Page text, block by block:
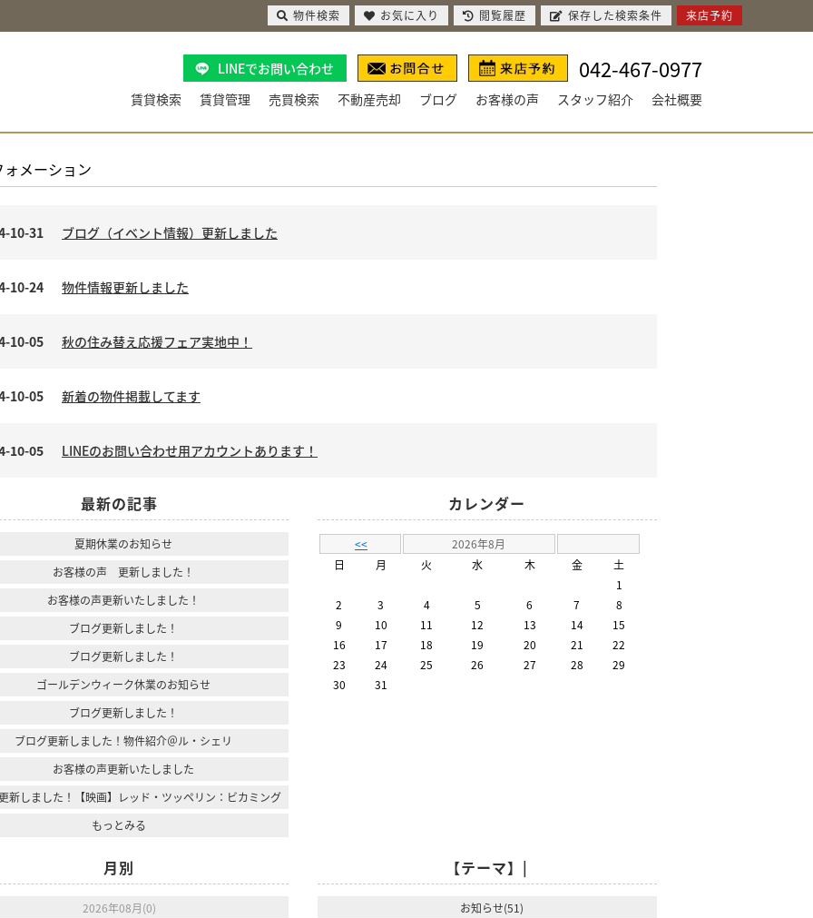
LINEでお問い合わせ 042-467-0977
賃貸検索 賃貸管理 売買検索 不動産売却 ブログ お客様の声 スタッフ紹介 会社概要
メーション
10-31 ブログ（イベント情報）更新しました
10-24 物件情報更新しました
10-05 秋の住み替え応援フェア実地中！
10-05 新着の物件掲載してます
10-05 LINEのお問い合わせ用アカウントあります！
最新の記事
夏期休業のお知らせ
お客様の声 更新しました！
お客様の声更新いたしました！
ブログ更新しました！
ブログ更新しました！
ゴールデンウィーク休業のお知らせ
ブログ更新しました！
ブログ更新しました！物件紹介＠ル・シェリ
お客様の声更新いたしました
新しました！【映画】レッド・ツッペリン：ビカミング
もっとみる
カレンダー
<<
2026年8月
日
月 火 水 木 金
土
1
2
3 4 5 6 7
8
9
10 11 12 13 14
15
16
17 18 19 20 21
22
23
24 25 26 27 28
29
30
31
月別
2026年08月(0)
【テーマ】|
お知らせ(51)
物件検索 お気に入り 閲覧履歴 保存した検索条件 来店予約